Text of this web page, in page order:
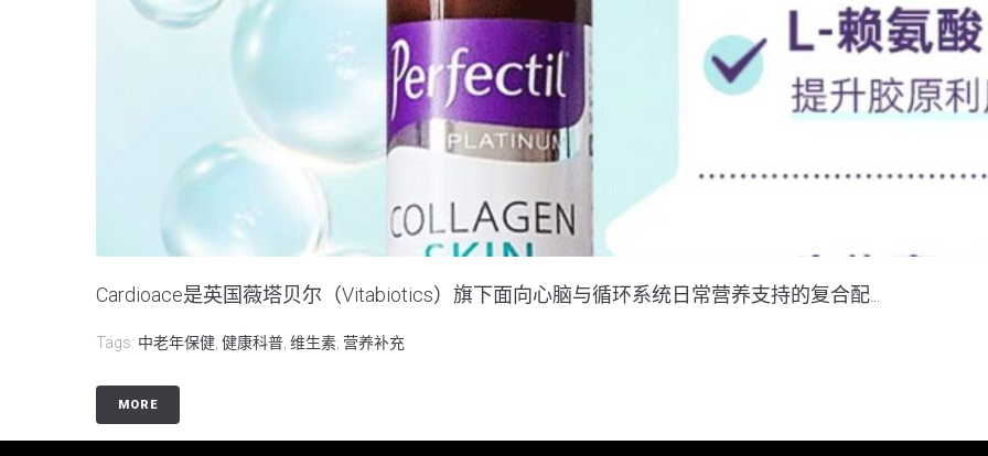
Cardioace是英国薇塔贝尔（Vitabiotics）旗下面向心脑与循环系统日常营养支持的复合配...
Tags: 中老年保健, 健康科普, 维生素, 营养补充
MORE